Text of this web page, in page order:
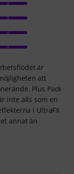
är
att
Plus Pack
inte alls som en
i UltraFX
annat än